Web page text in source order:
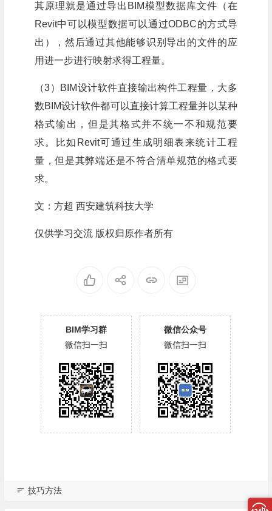
其原理就是通过导出BIM模型数据库文件（在
Revit中可以模型数据可以通过ODBC的方式导
出），然后通过其他能够识别导出的文件的应
用进一步进行映射求得工程量。
（3）BIM设计软件直接输出构件工程量，大多
数BIM设计软件都可以直接计算工程量并以某种
格式输出，但是其格式并不统一不和规范要
求。比如Revit可通过生成明细表来统计工程
量，但是其弊端还是不符合清单规范的格式要
求。
文：方超 西安建筑科技大学
仅供学习交流 版权归原作者所有
BIM学习群
微信扫一扫
微信公众号
微信扫一扫
技巧方法